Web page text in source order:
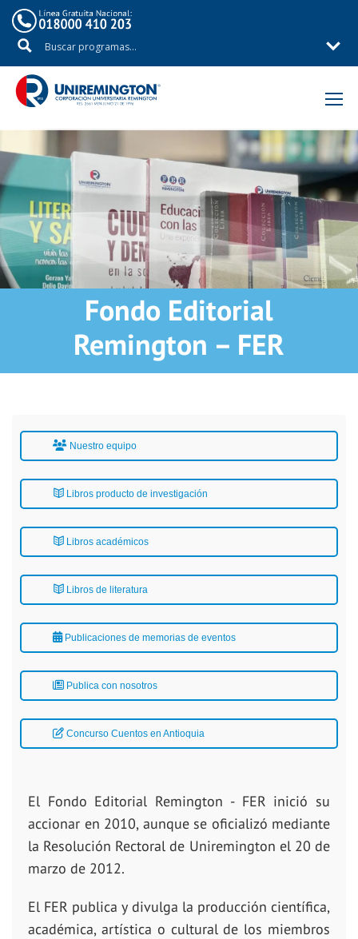
Inicio
Fondo Editorial
Remington – FER
Nuestro equipo
Libros producto de investigación
Libros académicos
Libros de literatura
Publicaciones de memorias de eventos
Publica con nosotros
Concurso Cuentos en Antioquia
El Fondo Editorial Remington - FER inició su
accionar en 2010, aunque se oficializó mediante
la Resolución Rectoral de Uniremington el 20 de
marzo de 2012.
El FER publica y divulga la producción científica,
académica, artística o cultural de los miembros